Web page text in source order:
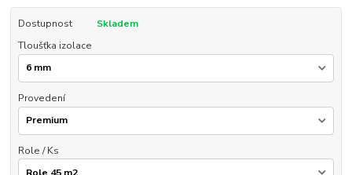
Dostupnost
Skladem
Tloušťka izolace
Provedení
Role / Ks